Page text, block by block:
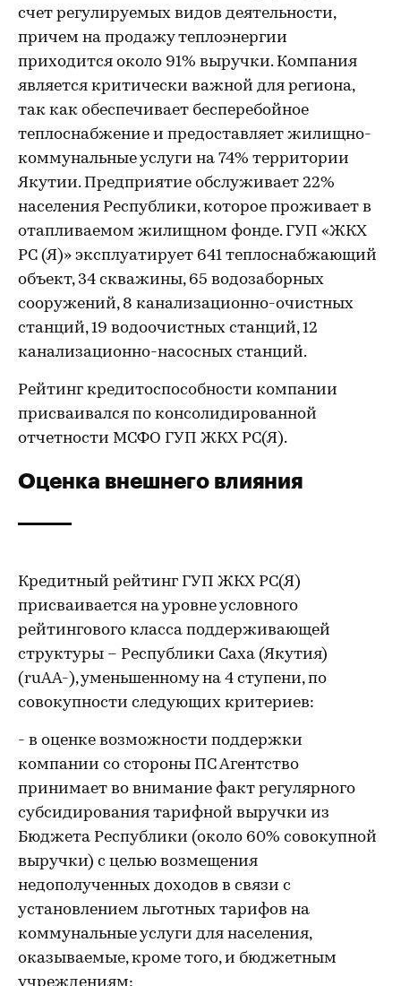
счет регулируемых видов деятельности,
причем на продажу теплоэнергии
приходится около 91% выручки. Компания
является критически важной для региона,
так как обеспечивает бесперебойное
теплоснабжение и предоставляет жилищно-
коммунальные услуги на 74% территории
Якутии. Предприятие обслуживает 22%
населения Республики, которое проживает в
отапливаемом жилищном фонде. ГУП «ЖКХ
РС (Я)» эксплуатирует 641 теплоснабжающий
объект, 34 скважины, 65 водозаборных
сооружений, 8 канализационно-очистных
станций, 19 водоочистных станций, 12
канализационно-насосных станций.
Рейтинг кредитоспособности компании
присваивался по консолидированной
отчетности МСФО ГУП ЖКХ РС(Я).
Оценка внешнего влияния
Кредитный рейтинг ГУП ЖКХ РС(Я)
присваивается на уровне условного
рейтингового класса поддерживающей
структуры – Республики Саха (Якутия)
(ruАА-), уменьшенному на 4 ступени, по
совокупности следующих критериев:
- в оценке возможности поддержки
компании со стороны ПС Агентство
принимает во внимание факт регулярного
субсидирования тарифной выручки из
Бюджета Республики (около 60% совокупной
выручки) с целью возмещения
недополученных доходов в связи с
установлением льготных тарифов на
коммунальные услуги для населения,
оказываемые, кроме того, и бюджетным